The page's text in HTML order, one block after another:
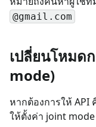
@gmail.com
เปลี่ยนโหมด
mode)
หากต้องการให้ API
ให้ตั้งค่า joint mode